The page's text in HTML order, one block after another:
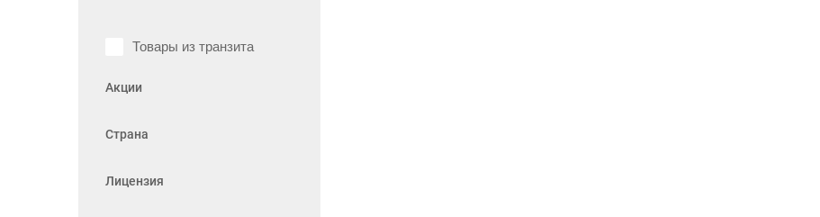
Товары из транзита
Акции
Страна
Лицензия